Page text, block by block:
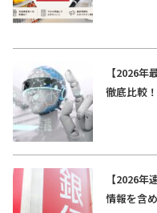
【2026
徹底比較！
【2026
情報を含